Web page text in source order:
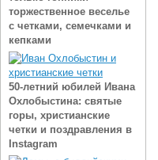
торжественное веселье
с четками, семечками и
кепками
50-летний юбилей Ивана
Охлобыстина: святые
горы, христианские
четки и поздравления в
Instagram